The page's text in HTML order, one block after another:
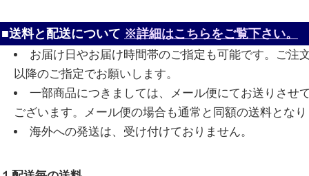
■送料と配送について ※詳細はこちらをご覧下さい。
お届け日やお届け時間帯のご指定も可能です。ご注
以降のご指定でお願いします。
一部商品につきましては、メール便にてお送りさせ
ございます。メール便の場合も通常と同額の送料とな
海外への発送は、受け付けておりません。